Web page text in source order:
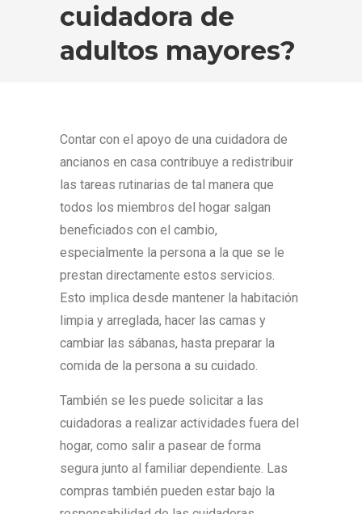
cuidadora de
adultos mayores?
Contar con el apoyo de una cuidadora de
ancianos en casa contribuye a redistribuir
las tareas rutinarias de tal manera que
todos los miembros del hogar salgan
beneficiados con el cambio,
especialmente la persona a la que se le
prestan directamente estos servicios.
Esto implica desde mantener la habitación
limpia y arreglada, hacer las camas y
cambiar las sábanas, hasta preparar la
comida de la persona a su cuidado.
También se les puede solicitar a las
cuidadoras a realizar actividades fuera del
hogar, como salir a pasear de forma
segura junto al familiar dependiente. Las
compras también pueden estar bajo la